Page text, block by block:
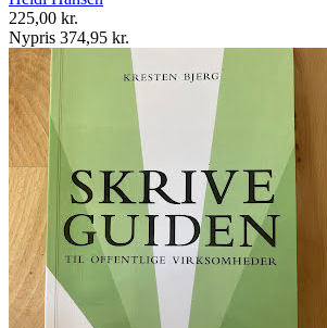
225,00 kr.
Nypris 374,95 kr.